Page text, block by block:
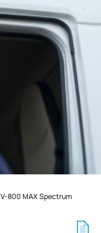
V-800 MAX Spectrum